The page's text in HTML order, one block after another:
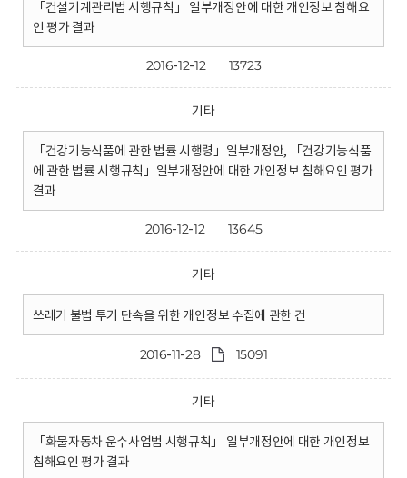
「건설기계관리법 시행규칙」 일부개정안에 대한 개인정보 침해요
인 평가 결과
2016-12-12 13723
기타
「건강기능식품에 관한 법률 시행령」일부개정안, 「건강기능식품
에 관한 법률 시행규칙」일부개정안에 대한 개인정보 침해요인 평가
결과
2016-12-12 13645
기타
쓰레기 불법 투기 단속을 위한 개인정보 수집에 관한 건
2016-11-28 15091
기타
「화물자동차 운수사업법 시행규칙」 일부개정안에 대한 개인정보
침해요인 평가 결과